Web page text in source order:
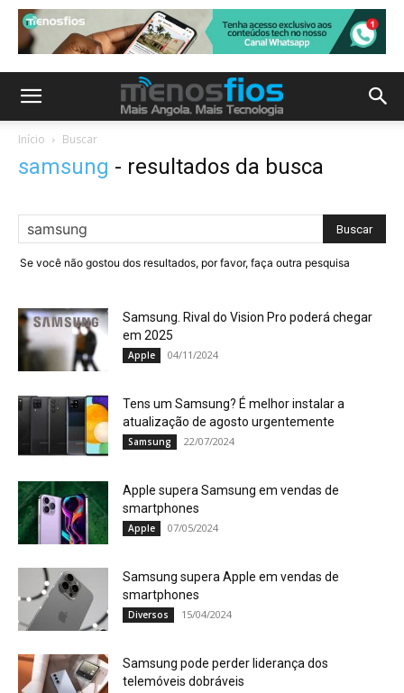
Início Buscar
samsung - resultados da busca
Se você não gostou dos resultados, por favor, faça outra pesquisa
Samsung. Rival do Vision Pro poderá chegar
em 2025
Apple 04/11/2024
Tens um Samsung? É melhor instalar a
atualização de agosto urgentemente
Samsung 22/07/2024
Apple supera Samsung em vendas de
smartphones
Apple 07/05/2024
Samsung supera Apple em vendas de
smartphones
Diversos 15/04/2024
Samsung pode perder liderança dos
telemóveis dobráveis